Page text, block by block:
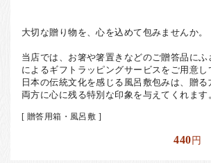
大切な贈り物を、心を込めて包みませんか。
当店では、お箸や箸置きなどのご贈答品に
によるギフトラッピングサービスをご用意し
日本の伝統文化を感じる風呂敷包みは、贈
両方に心に残る特別な印象を与えてくれます
[ 贈答用箱・風呂敷 ]
440円